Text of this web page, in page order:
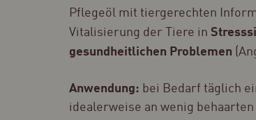
Pflegeöl mit tiergerechten
Vitalisierung der Tiere in
gesundheitlichen Problemen
Anwendung: bei Bedarf täglich
idealerweise an wenig